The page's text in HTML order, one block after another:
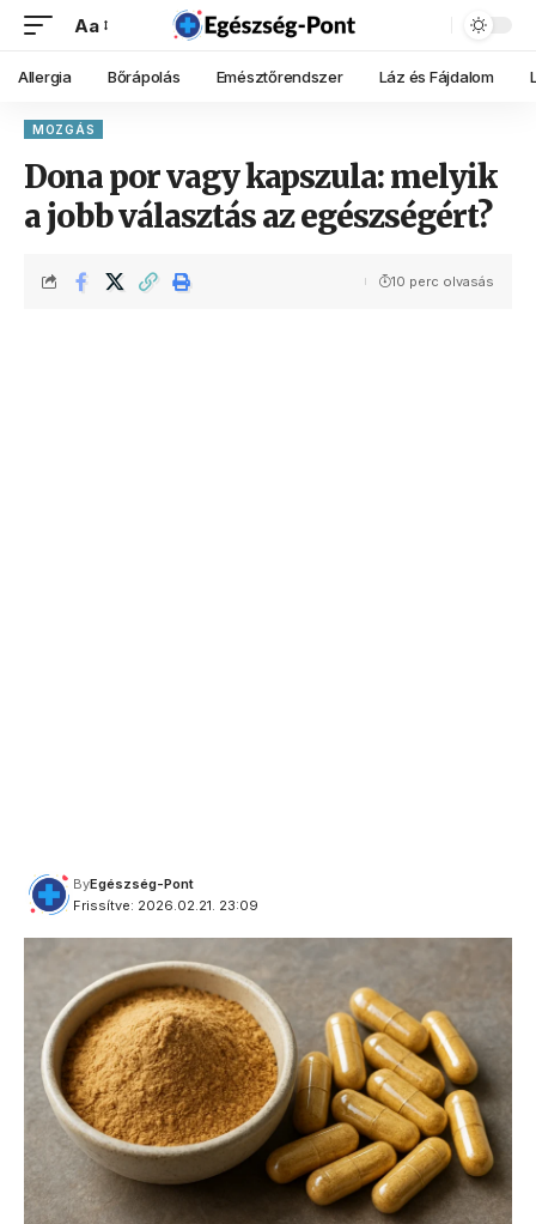
Aa
Allergia Bőrápolás Emésztőrendszer Láz és Fájdalom
MOZGÁS
Dona por vagy kapszula: melyik
a jobb választás az egészségért?
Frissítve: 2026.02.21. 23:09
ByEgészség-Pont
10 perc olvasás